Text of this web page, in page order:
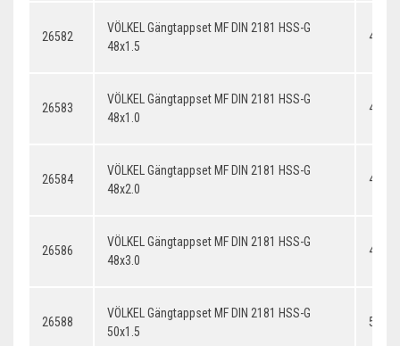
26582
VÖLKEL Gängtappset MF DIN 2181 HSS-G
48x1.5
26583
VÖLKEL Gängtappset MF DIN 2181 HSS-G
48x1.0
26584
VÖLKEL Gängtappset MF DIN 2181 HSS-G
48x2.0
26586
VÖLKEL Gängtappset MF DIN 2181 HSS-G
48x3.0
26588
VÖLKEL Gängtappset MF DIN 2181 HSS-G
50x1.5